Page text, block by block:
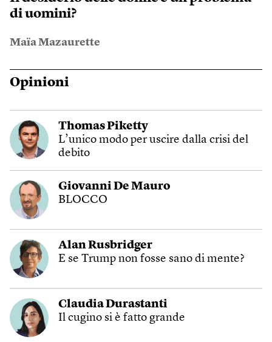
di uomini?
Maïa Mazaurette
Opinioni
Thomas Piketty
L’unico modo per uscire dalla crisi del
debito
Giovanni De Mauro
BLOCCO
Alan Rusbridger
E se Trump non fosse sano di mente?
Claudia Durastanti
Il cugino si è fatto grande